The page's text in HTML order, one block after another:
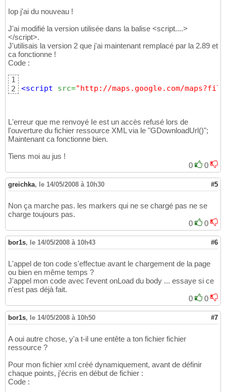
39
41
42
43
44
45
            map.addOverlay
}
Iop j'ai du nouveau !
J'ai modifié la version utilisée dans la balise <script....>
</script>.
J'utilisais la version 2 que j'ai maintenant remplacé par la 2.89 et
ca fonctionne !
Code :
1
2
<script src="http://maps.google.com/
L'erreur que me renvoyé Ie est un accès refusé lors de
l'ouverture du fichier ressource XML via le "GDownloadUrl()";
Maintenant ca fonctionne bien.
Tiens moi au jus !
0
0
greichka, le 14/05/2008 à 10h30 #5
Non ça marche pas. les markers qui ne se chargé pas ne se
charge toujours pas.
0
0
bor1s, le 14/05/2008 à 10h43 #6
L'appel de ton code s'effectue avant le chargement de la page
ou bien en même temps ?
J'appel mon code avec l'event onLoad du body ... essaye si ce
n'est pas déjà fait.
0
0
bor1s, le 14/05/2008 à 10h50 #7
A oui autre chose, y'a t-il une entête a ton fichier fichier
ressource ?
Pour mon fichier xml créé dynamiquement, avant de définir
chaque points, j'écris en début de fichier :
Code :